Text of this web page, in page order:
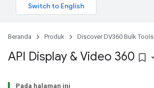
Beranda Produk Discover DV360 Bulk Tools
API Display & Video 360 bookmark_border
Pada halaman ini